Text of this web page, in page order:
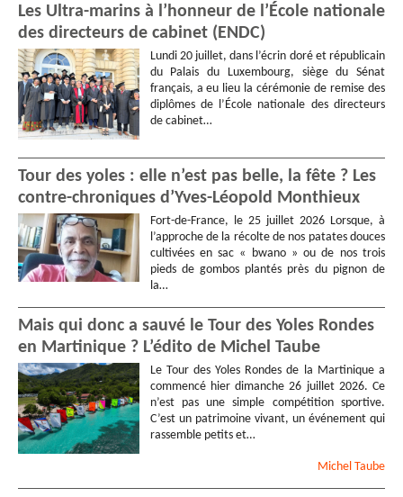
Les Ultra-marins à l’honneur de l’École nationale
des directeurs de cabinet (ENDC)
Lundi 20 juillet, dans l’écrin doré et républicain
du Palais du Luxembourg, siège du Sénat
français, a eu lieu la cérémonie de remise des
diplômes de l’École nationale des directeurs
de cabinet…
Tour des yoles : elle n’est pas belle, la fête ? Les
contre-chroniques d’Yves-Léopold Monthieux
Fort-de-France, le 25 juillet 2026 Lorsque, à
l’approche de la récolte de nos patates douces
cultivées en sac « bwano » ou de nos trois
pieds de gombos plantés près du pignon de
la…
Mais qui donc a sauvé le Tour des Yoles Rondes
en Martinique ? L’édito de Michel Taube
Le Tour des Yoles Rondes de la Martinique a
commencé hier dimanche 26 juillet 2026. Ce
n’est pas une simple compétition sportive.
C’est un patrimoine vivant, un événement qui
rassemble petits et…
Michel Taube